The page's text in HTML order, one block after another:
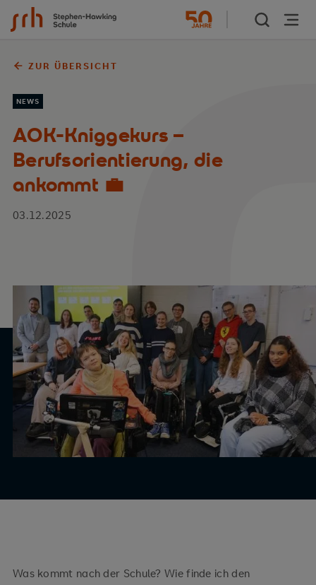
Zum Inhalt springen
ZUR ÜBERSICHT
NEWS
AOK-Kniggekurs –
Berufsorientierung, die
ankommt 💼
03.12.2025
Was kommt nach der Schule? Wie finde ich den